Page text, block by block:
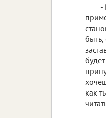
-
быть,
как